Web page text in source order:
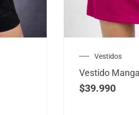
Vestidos
Vestido
$39.990